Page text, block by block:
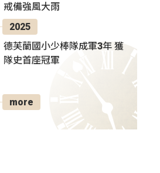
戒備強風大雨
2025
德芙蘭國小少棒隊成軍3年 獲
隊史首座冠軍
more